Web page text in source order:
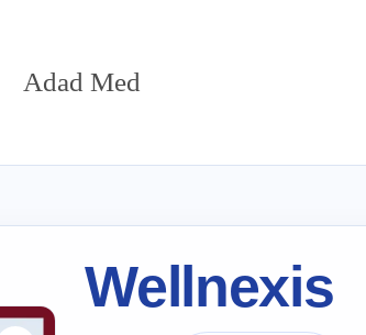
Adad Med
Wellnexis